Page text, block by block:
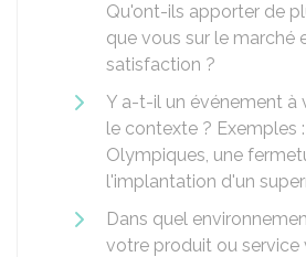
Qu'ont-ils apporter de
que vous sur le marché
satisfaction ?
Y a-t-il un événement à
le contexte ? Exemples
Olympiques, une
l'implantation d'un
Dans quel
votre produit ou